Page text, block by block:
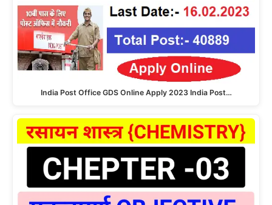
India Post Office GDS Online Apply 2023 India Post…